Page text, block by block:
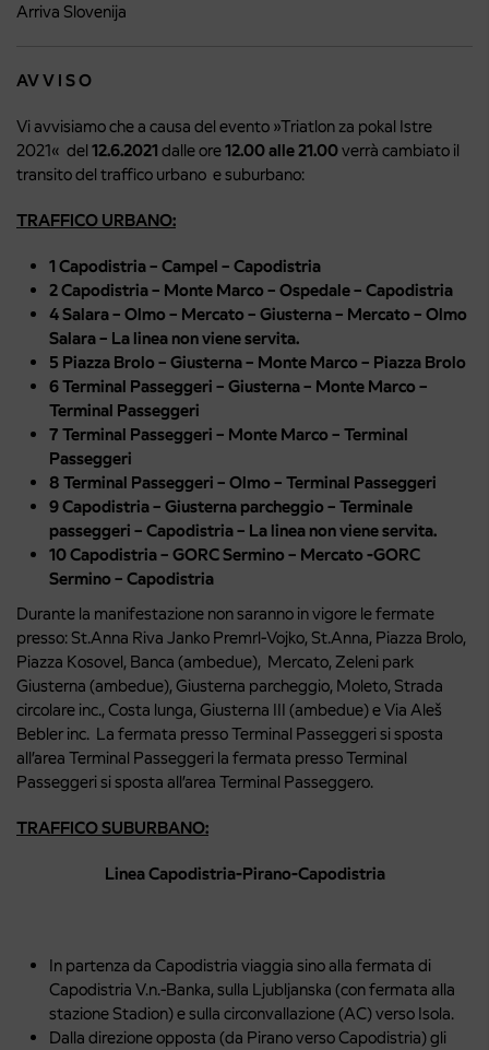
Arriva Slovenija
AV V I S O
Vi avvisiamo che a causa del evento »Triatlon za pokal Istre
2021« del 12.6.2021 dalle ore12.00 alle 21.00verrà cambiato il
transito del traffico urbano e suburbano:
TRAFFICO URBANO:
1 Capodistria – Campel – Capodistria
2Capodistria – Monte Marco – Ospedale – Capodistria
4 Salara – Olmo – Mercato – Giusterna – Mercato – Olmo
Salara – La linea non viene servita.
5 Piazza Brolo – Giusterna – Monte Marco – Piazza Brolo
6 Terminal Passeggeri – Giusterna – Monte Marco –
Terminal Passeggeri
7 Terminal Passeggeri – Monte Marco – Terminal
Passeggeri
8 Terminal Passeggeri – Olmo – Terminal Passeggeri
9 Capodistria – Giusterna parcheggio – Terminale
passeggeri – Capodistria – La linea non viene servita.
10 Capodistria – GORC Sermino – Mercato -GORC
Sermino – Capodistria
Durante la manifestazione non saranno in vigore le fermate
presso: St.Anna Riva Janko Premrl-Vojko, St.Anna, Piazza Brolo,
Piazza Kosovel, Banca (ambedue), Mercato, Zeleni park
Giusterna (ambedue), Giusterna parcheggio, Moleto, Strada
circolare inc., Costa lunga, Giusterna III (ambedue) e Via Aleš
Bebler inc. La fermata presso Terminal Passeggeri si sposta
all’area Terminal Passeggeri la fermata presso Terminal
Passeggeri si sposta all’area Terminal Passeggero.
TRAFFICO SUBURBANO:
Linea Capodistria-Pirano-Capodistria
In partenza da Capodistria viaggia sino alla fermata di
Capodistria V.n.-Banka, sulla Ljubljanska (con fermata alla
stazione Stadion) e sulla circonvallazione (AC) verso Isola.
Dalla direzione opposta (da Pirano verso Capodistria) gli